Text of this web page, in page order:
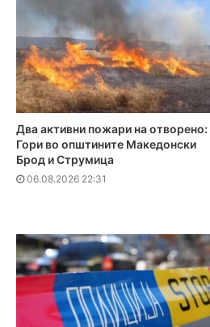
Два активни пожари на отворено:
Гори во општините Македонски
Брод и Струмица
06.08.2026 22:31